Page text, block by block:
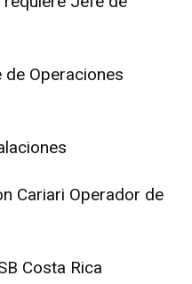
Operaciones
Cariari Operador de
Costa Rica